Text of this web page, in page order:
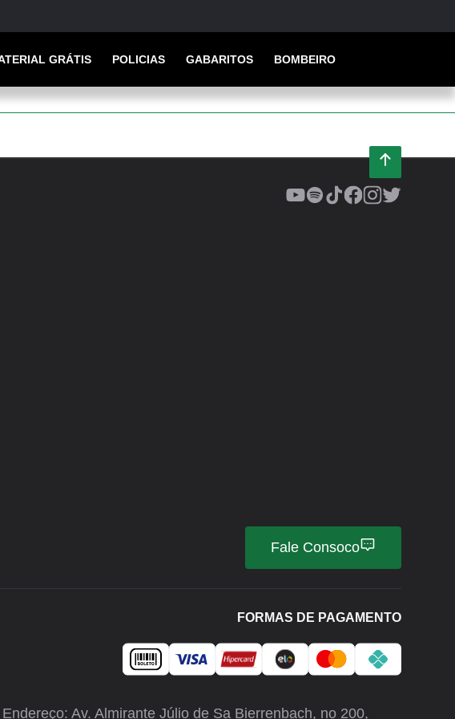
GRÁTIS POLICIAS GABARITOS BOMBEIRO
Fale Consoco
FORMAS DE PAGAMENTO
Av. Almirante Júlio de Sa Bierrenbach, no 200,